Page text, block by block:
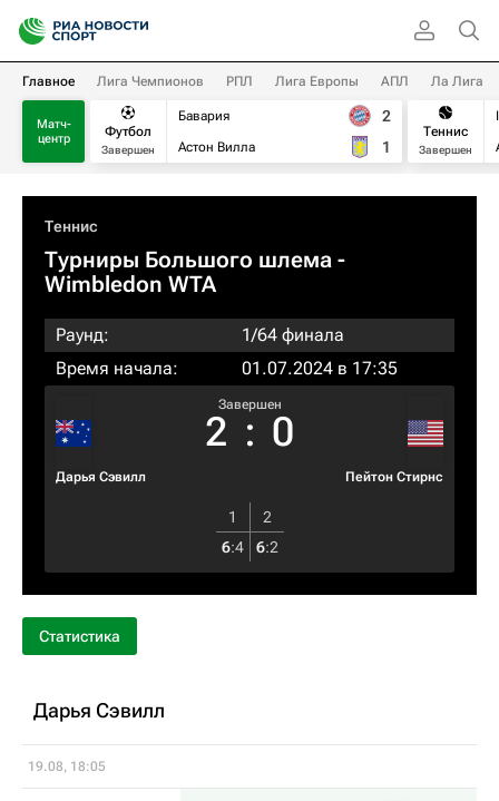
Главное Лига Чемпионов РПЛ Лига Европы АПЛ Ла Лига
Матч-
центр
Футбол
Завершен
Бавария
Астон Вилла
2
1
Теннис
Завершен
Теннис
Турниры Большого шлема -
Wimbledon WTA
Раунд:
1/64 финала
Время начала:
01.07.2024 в 17:35
Дарья Сэвилл
Завершен
2 : 0
Пейтон Стирнс
1
2
6:4 6:2
Статистика
Дарья Сэвилл
19.08, 18:05